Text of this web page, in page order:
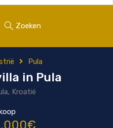
Zoeken
Pula
in Pula
Kroatië